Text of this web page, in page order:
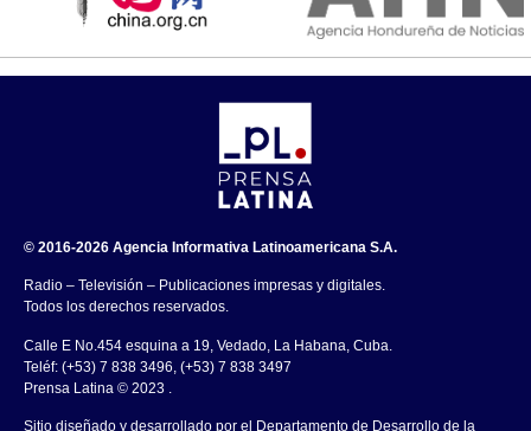
© 2016-2026 Agencia Informativa Latinoamericana S.A.
Radio – Televisión – Publicaciones impresas y digitales.
Todos los derechos reservados.
Calle E No.454 esquina a 19, Vedado, La Habana, Cuba.
Teléf: (+53) 7 838 3496, (+53) 7 838 3497
Prensa Latina © 2023 .
Sitio diseñado y desarrollado por el Departamento de Desarrollo de la